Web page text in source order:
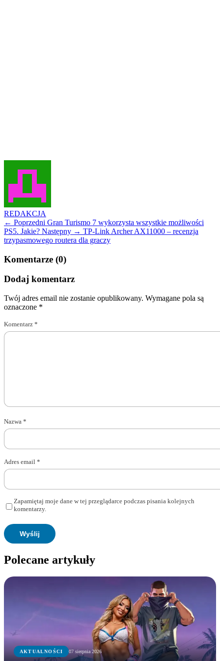
REDAKCJA
← Poprzedni Gran Turismo 7 wykorzysta wszystkie możliwości
PS5. Jakie? Następny → TP-Link Archer AX11000 – recenzja
trzypasmowego routera dla graczy
Komentarze (0)
Dodaj komentarz
Twój adres email nie zostanie opublikowany. Wymagane pola są
oznaczone *
Komentarz *
Nazwa *
Adres email *
Zapamiętaj moje dane w tej przeglądarce podczas pisania kolejnych
komentarzy.
Polecane artykuły
AKTUALNOŚCI 07 sierpnia 2026